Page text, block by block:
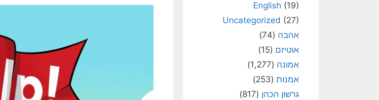
English (19)
Uncategorized (27)
אהבה (74)
אוטיזם (15)
אמונה (1,277)
אמנות (253)
גרשון הכהן (817)